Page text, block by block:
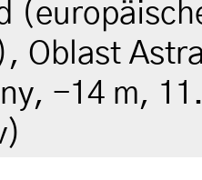
Oblast
-14 m,